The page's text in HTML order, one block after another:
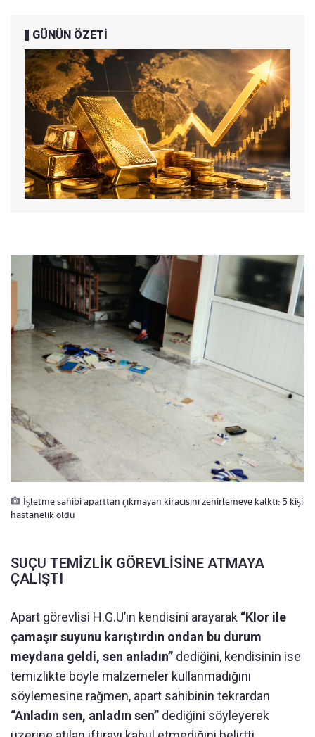
GÜNÜN ÖZETİ
İşletme sahibi aparttan çıkmayan kiracısını zehirlemeye kalktı: 5 kişi
hastanelik oldu
SUÇU TEMİZLİK GÖREVLİSİNE ATMAYA
ÇALIŞTI
Apart görevlisi H.G.U’ın kendisini arayarak “Klor ile
çamaşır suyunu karıştırdın ondan bu durum
meydana geldi, sen anladın” dediğini, kendisinin ise
temizlikte böyle malzemeler kullanmadığını
söylemesine rağmen, apart sahibinin tekrardan
“Anladın sen, anladın sen” dediğini söyleyerek